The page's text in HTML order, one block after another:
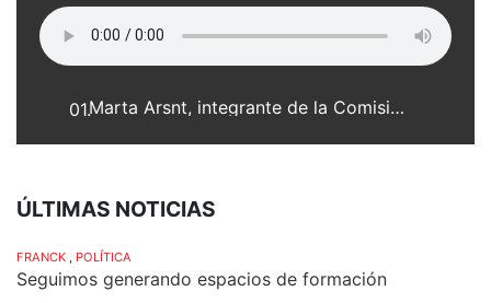
01. Marta Arsnt, integrante de la Comisión Directiva en Asociación Bomberos Voluntarios
ÚLTIMAS NOTICIAS
FRANCK , POLÍTICA
Seguimos generando espacios de formación